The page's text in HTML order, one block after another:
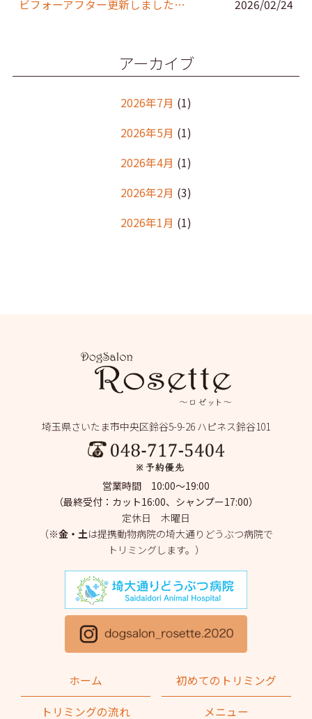
ビフォーアフター更新しました。(148)
2026/02/24
アーカイブ
2026年7月 (1)
2026年5月 (1)
2026年4月 (1)
2026年2月 (3)
2026年1月 (1)
2025年8月(2)
(2)
2025年6月(1)
2025年5月 (4)
2025年4月(1)
2025年3月(2)
2025年2月(4)
2025年1月(1)
2024年12月(1)
2024年11月(2)
2024年9月(2)
埼玉県さいたま市中央区鈴谷5-9-26 ハピネス鈴谷101
営業時間 10:00～19:00
（最終受付：カット16:00、シャンプー17:00）
定休日 木曜日
（※金・土は提携動物病院の埼大通りどうぶつ病院で
トリミングします。）
ホーム
初めてのトリミング
トリミングの流れ
メニュー